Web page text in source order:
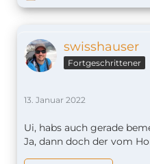
swisshauser
Fortgeschrittener
13. Januar 2022
Ui, habs auch gerade
Ja, dann doch der vom